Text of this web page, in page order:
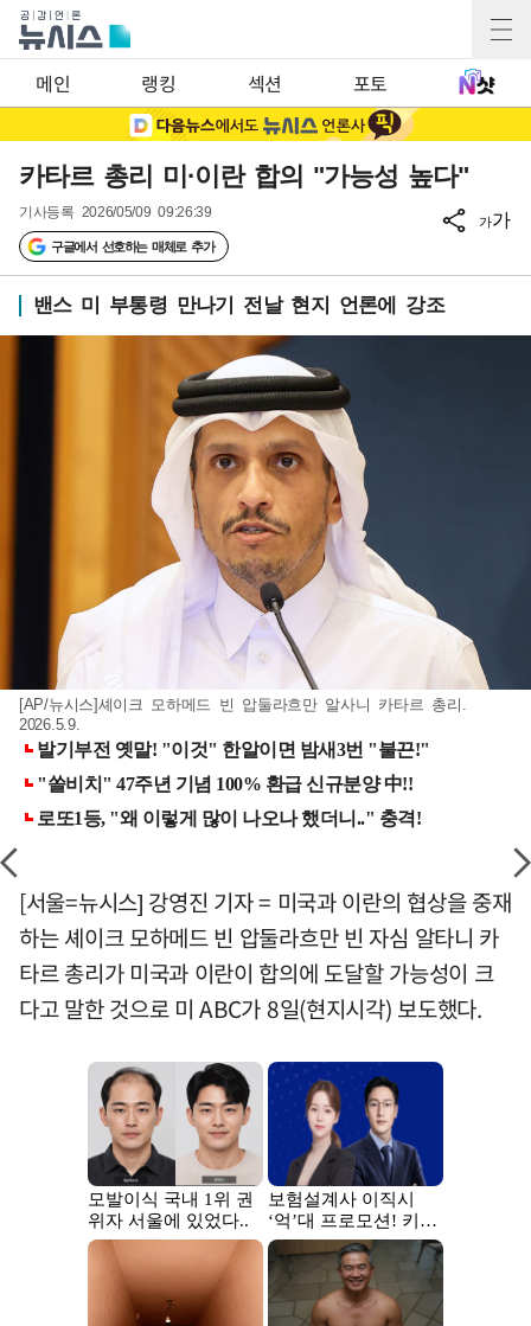
메인 랭킹 섹션 포토
카타르 총리 미·이란 합의 "가능성 높다"
기사등록 2026/05/09 09:26:39
구글에서 선호하는 매체로 추가
가가
밴스 미 부통령 만나기 전날 현지 언론에 강조
[AP/뉴시스]셰이크 모하메드 빈 압둘라흐만 알사니 카타르 총리.
2026.5.9.
[서울=뉴시스] 강영진 기자 = 미국과 이란의 협상을 중재
하는 셰이크 모하메드 빈 압둘라흐만 빈 자심 알타니 카
타르 총리가 미국과 이란이 합의에 도달할 가능성이 크
다고 말한 것으로 미 ABC가 8일(현지시각) 보도했다.